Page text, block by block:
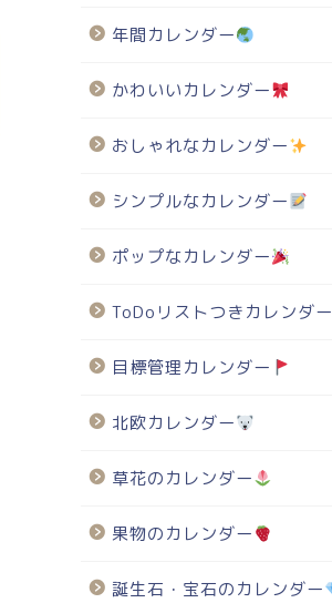
年間カレンダー
かわいいカレンダー
おしゃれなカレンダー
シンプルなカレンダー
ポップなカレンダー
ToDoリストつきカレンダー
目標管理カレンダー
北欧カレンダー
草花のカレンダー
果物のカレンダー
誕生石・宝石のカレンダー